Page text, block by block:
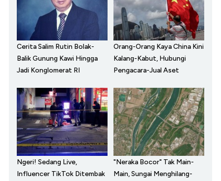
Cerita Salim Rutin Bolak-
Balik Gunung Kawi Hingga
Jadi Konglomerat RI
Orang-Orang Kaya China Kini
Kalang-Kabut, Hubungi
Pengacara-Jual Aset
Ngeri! Sedang Live,
Influencer TikTok Ditembak
"Neraka Bocor" Tak Main-
Main, Sungai Menghilang-